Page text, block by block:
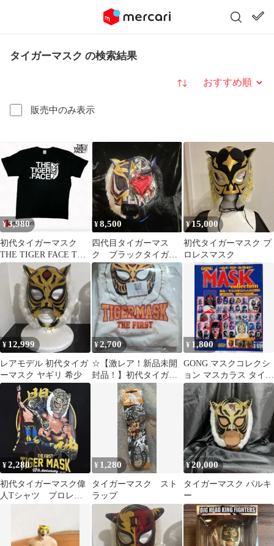
タイガーマスク の検索結果
販売中のみ表示
並び替え
¥3,980
初代タイガーマスク
THE TIGER FACE Tシ
ャツ
¥8,500
四代目タイガーマス
ク ブラックタイガ
ー ハーフマスク
¥15,000
初代タイガーマスク プ
ロレスマスク
¥ 12,999
レアモデル 初代タイガ
ーマスク ヤギリ 希少
¥2,700
☆【激レア！新品未開
封品！】初代タイガー
マスク バックプリント
Tシャツ
¥ 1,800
GONG マスクコレクシ
ョン マスカラス タイガ
ーマスク ザ・コブラ マ
シン 他
¥2,280
初代タイガーマスク偉
人Tシャツ プロレ
¥ 1,280
タイガーマスク スト
ラップ
¥20,000
タイガーマスク パルキ
ー